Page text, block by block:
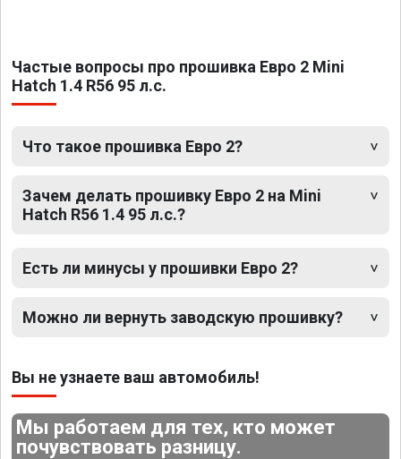
Частые вопросы про прошивка Евро 2 Mini
Hatch 1.4 R56 95 л.с.
Что такое прошивка Евро 2?
Зачем делать прошивку Евро 2 на Mini
Hatch R56 1.4 95 л.с.?
Есть ли минусы у прошивки Евро 2?
Можно ли вернуть заводскую прошивку?
Вы не узнаете ваш автомобиль!
Мы работаем для тех, кто может
почувствовать разницу.